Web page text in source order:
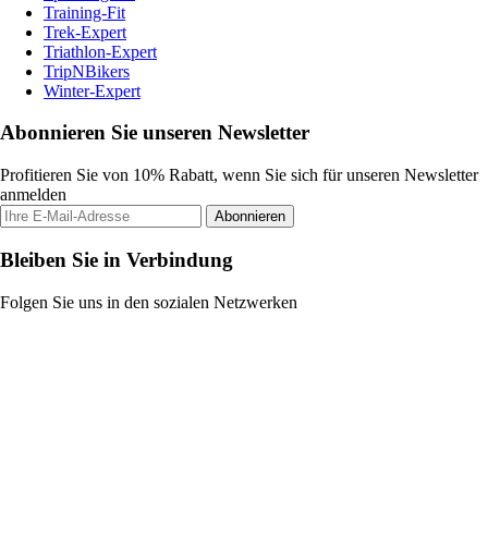
Training-Fit
Trek-Expert
Triathlon-Expert
TripNBikers
Winter-Expert
Abonnieren Sie unseren Newsletter
Profitieren Sie von 10% Rabatt, wenn Sie sich für unseren Newsletter
anmelden
Abonnieren
Bleiben Sie in Verbindung
Folgen Sie uns in den sozialen Netzwerken